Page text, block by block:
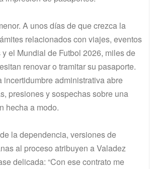
A unos días de que crezca la
relacionados con viajes, eventos
el Mundial de Futbol 2026, miles de
renovar o tramitar su pasaporte.
incertidumbre administrativa abre
presiones y sospechas sobre una
hecha a modo.
la dependencia, versiones de
al proceso atribuyen a Valadez
delicada: “Con ese contrato me